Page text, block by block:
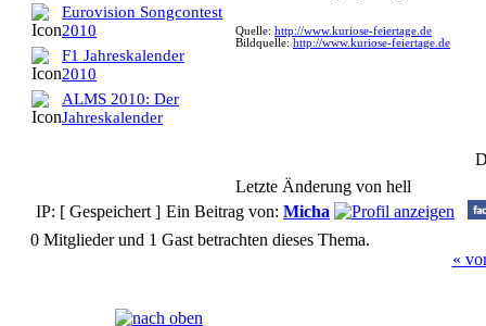
Eurovision Songcontest
2010
F1 Jahreskalender
2010
ALMS 2010: Der
Jahreskalender
Quelle: http://www.kuriose-feiertage.de
Bildquelle: http://www.kuriose-feiertage.de
Letzte Änderung von hell
IP: [ Gespeichert ] Ein Beitrag von: Micha
0 Mitglieder und 1 Gast betrachten dieses Thema.
«